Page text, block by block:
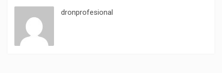
dronprofesional